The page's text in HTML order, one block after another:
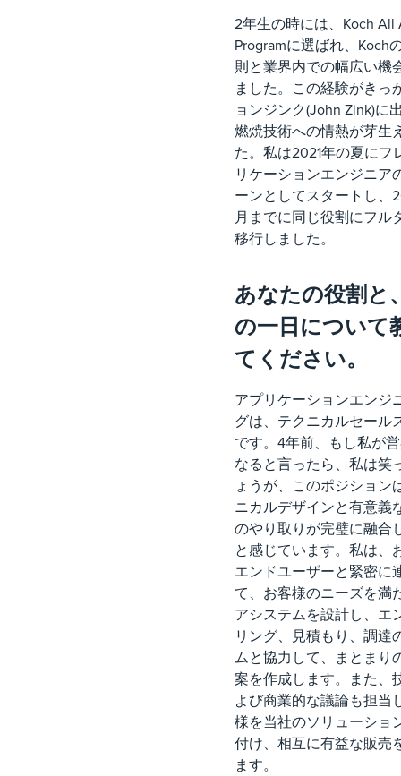
2年生の時には、Koch All
Programに選ばれ、Koch
則と業界内での幅広い機
ました。この経験がきっ
ョンジンク(John Zink)に
燃焼技術への情熱が芽生
た。私は2021年の夏にフ
リケーションエンジニア
ーンとしてスタートし、
月までに同じ役割にフル
移行しました。
あなたの役割と
の一日について
てください。
アプリケーションエンジ
グは、テクニカルセール
です。4年前、もし私が
なると言ったら、私は笑
ょうが、このポジション
ニカルデザインと有意義
のやり取りが完璧に融合
と感じています。私は、
エンドユーザーと緊密に
て、お客様のニーズを満
アシステムを設計し、エ
リング、見積もり、調達
ムと協力して、まとまり
案を作成します。また、
よび商業的な議論も担当
様を当社のソリューショ
付け、相互に有益な販売
ます。